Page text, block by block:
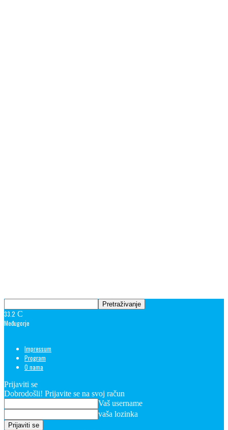
33.2 C
Međugorje
Impressum
Program
O nama
Prijaviti se
Dobrodošli! Prijavite se na svoj račun
Vaš username
vaša lozinka